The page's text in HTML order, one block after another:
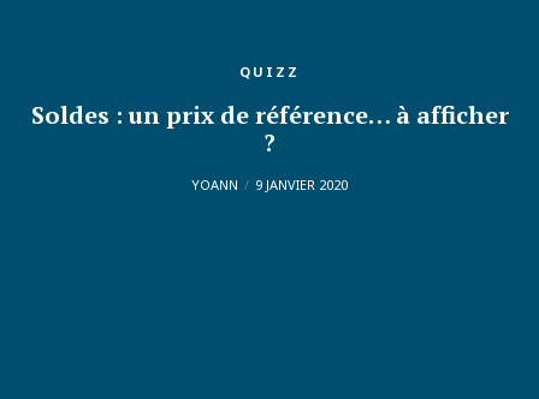
QUIZZ
Soldes : un prix de référence… à afficher
?
YOANN 9 JANVIER 2020